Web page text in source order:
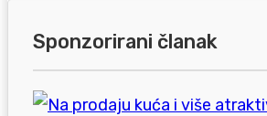
Sponzorirani članak